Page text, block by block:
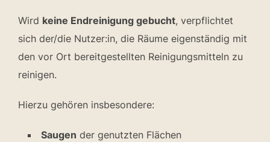
Wird keine Endreinigung gebucht, verpflichtet
sich der/die Nutzer:in, die Räume eigenständig mit
den vor Ort bereitgestellten Reinigungsmitteln zu
reinigen.
Hierzu gehören insbesondere:
Saugen der genutzten Flächen